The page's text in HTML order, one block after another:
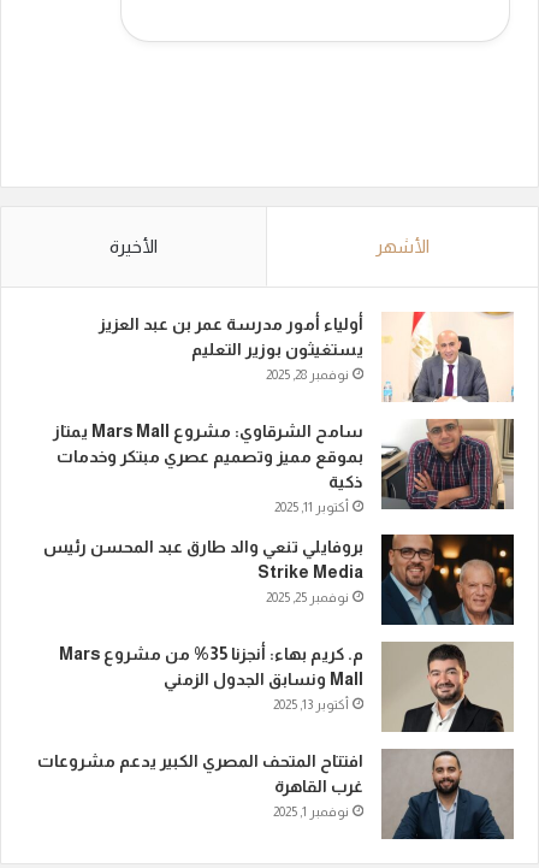
الأشهر الأخيرة
أولياء أمور مدرسة عمر بن عبد العزيز
يستغيثون بوزير التعليم
نوفمبر 28, 2025
سامح الشرقاوي: مشروع Mars Mall يمتاز
بموقع مميز وتصميم عصري مبتكر وخدمات
ذكية
أكتوبر 11, 2025
بروفايلي تنعي والد طارق عبد المحسن رئيس
Strike Media
نوفمبر 25, 2025
م. كريم بهاء: أنجزنا 35% من مشروع Mars
Mall ونسابق الجدول الزمني
أكتوبر 13, 2025
افتتاح المتحف المصري الكبير يدعم مشروعات
غرب القاهرة
نوفمبر 1, 2025